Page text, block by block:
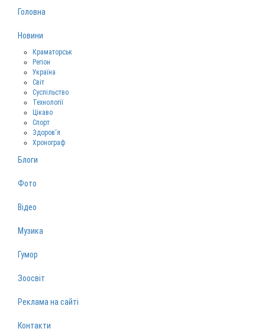
Головна
Новини
Краматорськ
Регіон
Україна
Світ
Суспільство
Технології
Цікаво
Спорт
Здоров‘я
Хронограф
Блоги
Фото
Відео
Музика
Гумор
Зоосвіт
Реклама на сайті
Контакти